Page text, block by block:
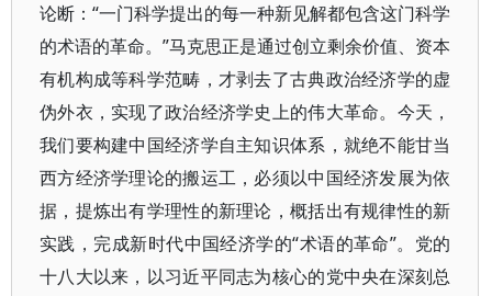
论断：“一门科学提出的每一种新见解都包含这门科学
的术语的革命。”马克思正是通过创立剩余价值、资本
有机构成等科学范畴，才剥去了古典政治经济学的虚
伪外衣，实现了政治经济学史上的伟大革命。今天，
我们要构建中国经济学自主知识体系，就绝不能甘当
西方经济学理论的搬运工，必须以中国经济发展为依
据，提炼出有学理性的新理论，概括出有规律性的新
实践，完成新时代中国经济学的“术语的革命”。党的
十八大以来，以习近平同志为核心的党中央在深刻总